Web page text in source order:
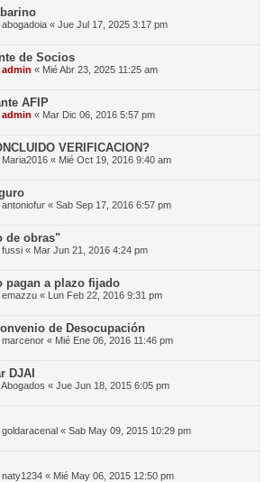
abogadoia « Jue Jul 17, 2025 3:17 pm
de Socios
admin « Mié Abr 23, 2025 11:25 am
AFIP
admin « Mar Dic 06, 2016 5:57 pm
VERIFICACION?
Maria2016 « Mié Oct 19, 2016 9:40 am
antoniofur « Sab Sep 17, 2016 6:57 pm
de obras"
fussi « Mar Jun 21, 2016 4:24 pm
pagan a plazo fijado
emazzu « Lun Feb 22, 2016 9:31 pm
de Desocupación
marcenor « Mié Ene 06, 2016 11:46 pm
DJAI
Abogados « Jue Jun 18, 2015 6:05 pm
goldaracenal « Sab May 09, 2015 10:29 pm
naty1234 « Mié May 06, 2015 12:50 pm